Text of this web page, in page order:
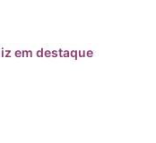
em destaque